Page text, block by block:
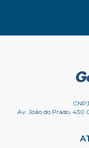
Av. João do Prado, 430